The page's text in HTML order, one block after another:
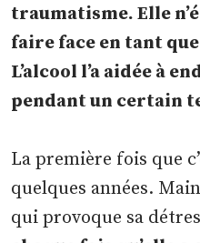
traumatisme. Elle
faire face en tant
L’alcool l’a aidée à
pendant un certain
La première fois que
quelques années.
qui provoque sa